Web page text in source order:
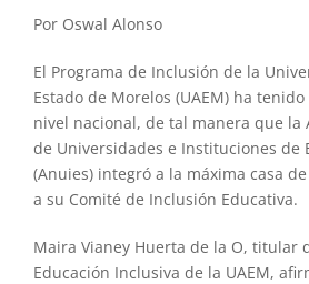
Por Oswal Alonso
El Programa de Inclusión de la
Estado de Morelos (UAEM) ha
nivel nacional, de tal manera que la
de Universidades e Instituciones de
(Anuies) integró a la máxima casa
a su Comité de Inclusión Educativa.
Maira Vianey Huerta de la O, titular
Educación Inclusiva de la UAEM,